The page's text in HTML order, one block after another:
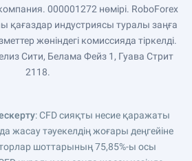
000001272 нөмірі. RoboForex
қағаздар индустриясы туралы заңға
жөніндегі комиссияда тіркелді.
Сити, Белама Фейз 1, Гуава Стрит
2118.
: CFD сияқты несие қаражаты
жасау тәуекелдің жоғары деңгейіне
шоттарының 75,85%-ы осы